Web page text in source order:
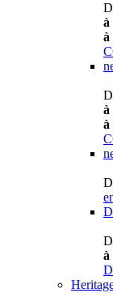
à
à
à
à
à